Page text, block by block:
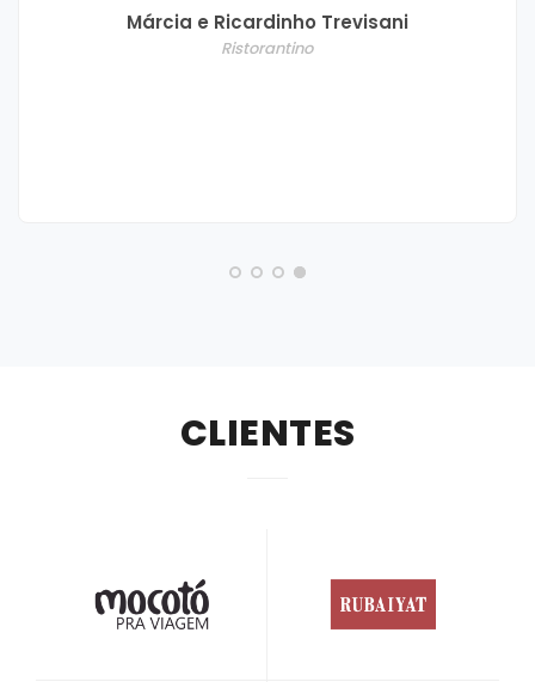
palavra “parceria”, mas poucas sabem
que ela significa e a colocam em prática.
CLIENTES